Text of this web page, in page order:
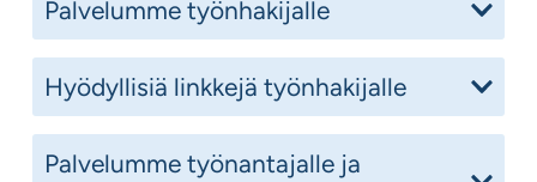
Palvelumme työnhakijalle
Hyödyllisiä linkkejä työnhakijalle
Palvelumme työnantajalle ja